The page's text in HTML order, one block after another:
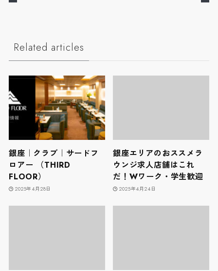
Related articles
銀座｜クラブ｜サードフ
ロアー （THIRD
FLOOR）
2025年4月28日
銀座エリアのおススメラ
ウンジ求人店舗はこれ
だ！Wワーク・学生歓迎
2025年4月24日